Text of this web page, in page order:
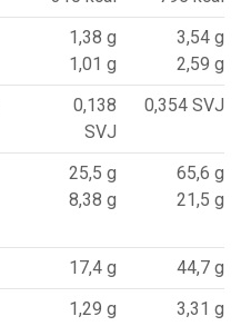
1,38 g
1,01 g
3,54 g
2,59 g
0,138
SVJ
0,354 SVJ
25,5 g
8,38 g
65,6 g
21,5 g
17,4 g
44,7 g
1,29 g 3,31 g